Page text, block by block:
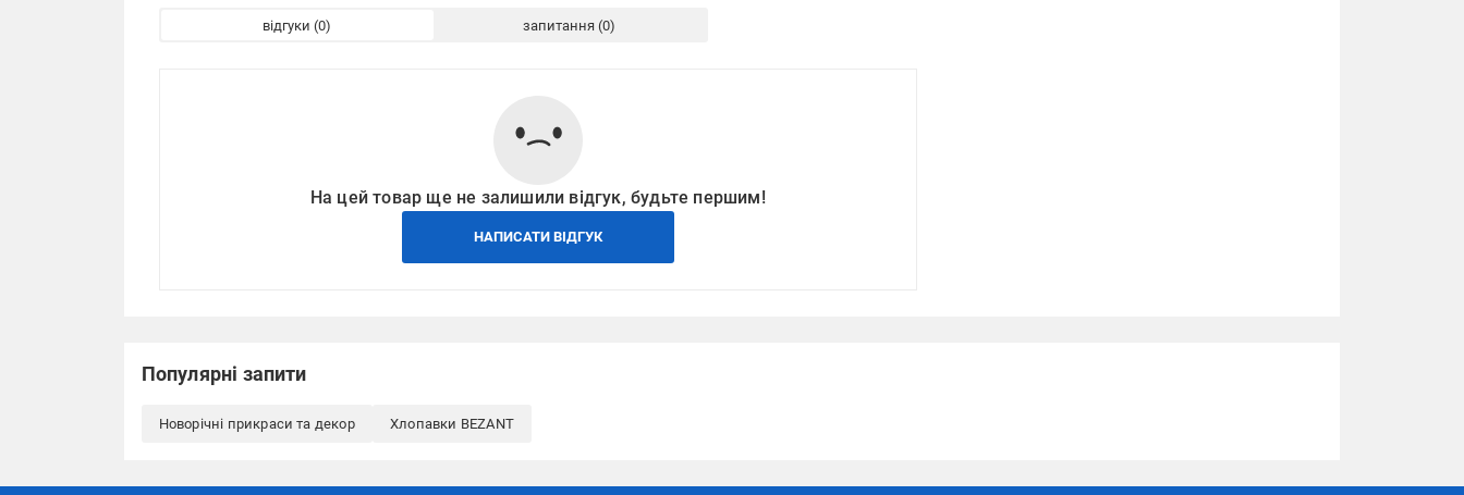
відгуки запитання
На цей товар ще не залишили відгук, будьте першим!
НАПИСАТИ ВІДГУК
Популярні запити
Новорічні прикраси та декор Хлопавки BEZANT